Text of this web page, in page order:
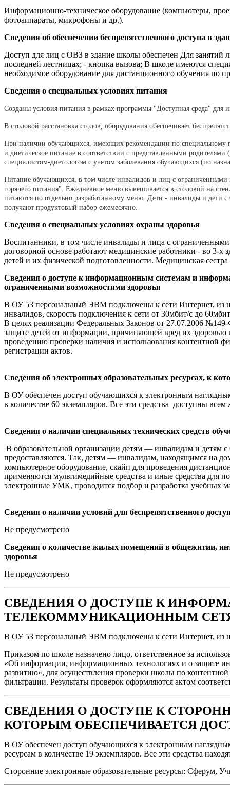
Информационно-техническое оборудование (компьютеры,
фотоаппараты, микрофоны и др.).
Сведения об обеспечении беспрепятственного доступа в
Доступ для лиц с ОВЗ в здание школы обеспечен Для
последней лестницах; - кнопка вызова; В школе имеются
необходимое оборудование для дистанционного обучения по
Сведения о специальных условиях питания
Созданы условия питания в рамках программы "Доступная среда"
В столовой расстановка столов, оборудования обеспечивает
При наличии обучающихся, имеющих рекомендации по специальному
и диетическое питание в соответствии с представленными
специалистом-диетологом с учетом заболевания обучающихся (по
Питание обучающихся, в том числе инвалидов и лиц с ограниченными
горячего питания". Ежедневное меню вывешивается в столовой на
питаются по отдельно разработанному меню. Дети - инвалиды и дети
получают продуктовый набор ежемесячно.
Сведения о специальных условиях охраны здоровья
Воспитанники, в том числе инвалиды и лица с
договорной основе работают медицинские работники - во 3-х
детей и их физической подготовленности. Медицинская
Сведения о доступе к информационным системам и
ограниченными возможностями здоровья
В ОУ 53 персональный ЭВМ подключены к сети Интернет, из
инвалидов, скорость подключения к сети от 30мбит/с до
В целях реализации Федеральных Законов от 27.07.2006
защите детей от информации, причиняющей вред их здоровью
проведению проверки наличия и использования контентной
регистрации актов.
Сведения об электронных образовательных ресурсах, к
В ОУ обеспечен доступ обучающихся к электронным
в количестве 60 экземпляров. Все эти средства доступны
Сведения о наличии специальных технических средств
В образовательной организации детям — инвалидам и детям
предоставляются. Так, детям — инвалидам, находящимся на
компьютерное оборудование, скайп для проведения
применяются мультимедийные средства и иные средства
электронные УМК, проводится подбор и разработка учебных
Сведения о наличии условий для беспрепятственного
Не предусмотрено
Сведения о количестве жилых помещений в общежитии,
здоровья
Не предусмотрено
СВЕДЕНИЯ О ДОСТУПЕ К
ТЕЛЕКОММУНИКАЦИОННЫМ
В ОУ 53 персональный ЭВМ подключены к сети Интернет, из
Приказом по школе назначено лицо, ответственное за
«Об информации, информационных технологиях и о защите
развитию», для осуществления проверки школы по
фильтрации. Результаты проверок оформляются актом
СВЕДЕНИЯ О ДОСТУПЕ К
КОТОРЫМ ОБЕСПЕЧИВАЕТСЯ
В ОУ обеспечен доступ обучающихся к электронным
ресурсам в количестве 19 экземпляров. Все эти средства
Сторонние электронные образовательные ресурсы: Сферум,